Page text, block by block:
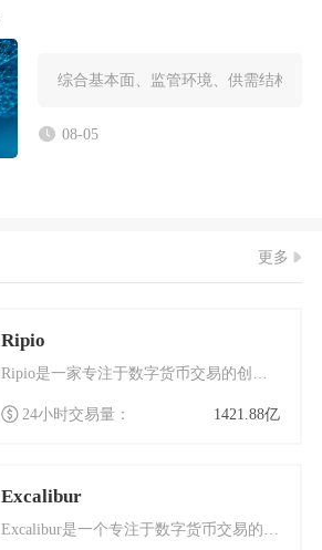
综合基本面、监管环境、供需结构与
08-05
更多
Ripio
24小时交易量： 1421.88亿
Excalibur